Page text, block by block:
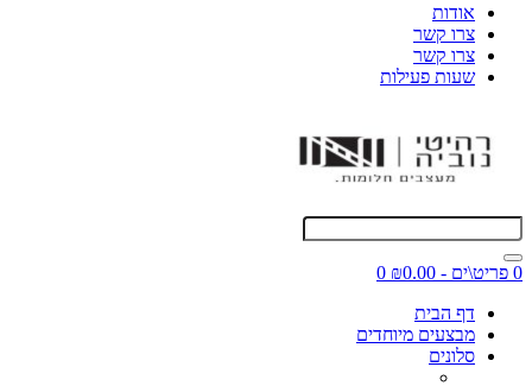
אודות
צרו קשר
צרו קשר
שעות פעילות
0 פריט\ים - ₪0.00
0
דף הבית
מבצעים מיוחדים
סלונים